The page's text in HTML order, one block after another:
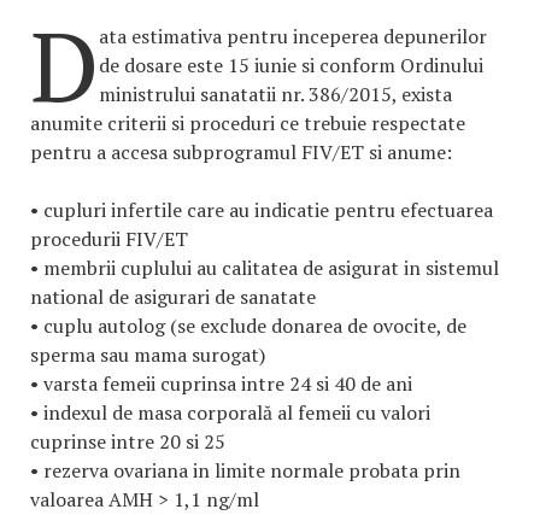
D ata estimativa pentru inceperea depunerilor
de dosare este 15 iunie si conform Ordinului
ministrului sanatatii nr. 386/2015, exista
anumite criterii si proceduri ce trebuie respectate
pentru a accesa subprogramul FIV/ET si anume:
• cupluri infertile care au indicatie pentru efectuarea
procedurii FIV/ET
• membrii cuplului au calitatea de asigurat in sistemul
national de asigurari de sanatate
• cuplu autolog (se exclude donarea de ovocite, de
sperma sau mama surogat)
• varsta femeii cuprinsa intre 24 si 40 de ani
• indexul de masa corporală al femeii cu valori
cuprinse intre 20 si 25
• rezerva ovariana in limite normale probata prin
valoarea AMH > 1,1 ng/ml